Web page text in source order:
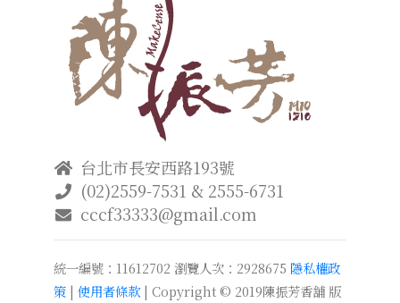
台北市長安西路193號
(02)2559-7531 & 2555-6731
cccf33333@gmail.com
統一編號：11612702 瀏覽人次：2928675 隱私權政
策| 使用者條款| Copyright © 2019陳振芳香舖 版